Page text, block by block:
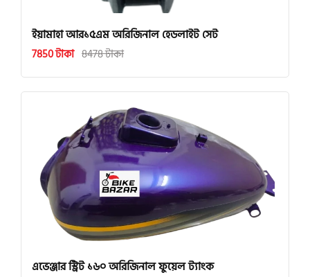
ইয়ামাহা আর১৫এম অরিজিনাল হেডলাইট সেট
7850 টাকা 8478 টাকা
এভেঞ্জার স্ট্রিট ১৬০ অরিজিনাল ফুয়েল ট্যাংক